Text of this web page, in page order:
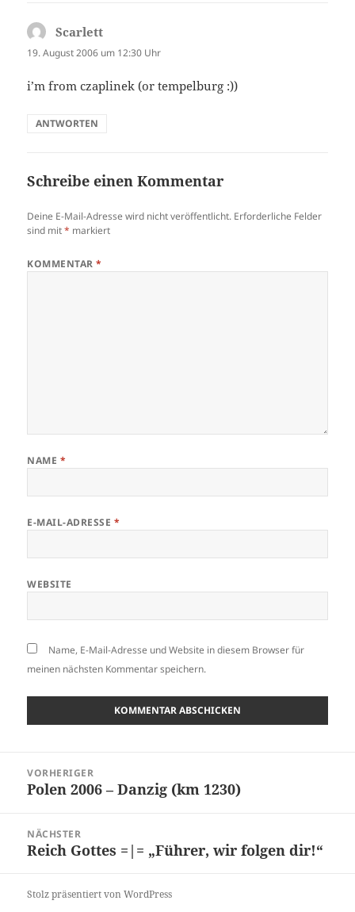
Scarlett
19. August 2006 um 12:30 Uhr
i’m from czaplinek (or tempelburg :))
ANTWORTEN
Schreibe einen Kommentar
Deine E-Mail-Adresse wird nicht veröffentlicht. Erforderliche Felder
sind mit* markiert
KOMMENTAR*
NAME *
E-MAIL-ADRESSE *
WEBSITE
Name, E-Mail-Adresse und Website in diesem Browser für
meinen nächsten Kommentar speichern.
VORHERIGER
Vorheriger
Polen 2006 – Danzig (km 1230)
NÄCHSTER
Nächster
Reich Gottes =|= „Führer, wir folgen dir!“
Stolz präsentiert von WordPress